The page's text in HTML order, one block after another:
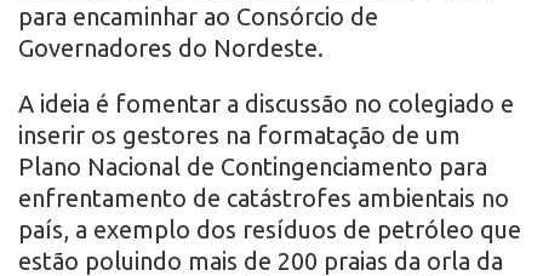
para encaminhar ao Consórcio de
Governadores do Nordeste.
A ideia é fomentar a discussão no colegiado e
inserir os gestores na formatação de um
Plano Nacional de Contingenciamento para
enfrentamento de catástrofes ambientais no
país, a exemplo dos resíduos de petróleo que
estão poluindo mais de 200 praias da orla da